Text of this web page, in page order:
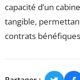
capacité d’un
tangible,
contrats